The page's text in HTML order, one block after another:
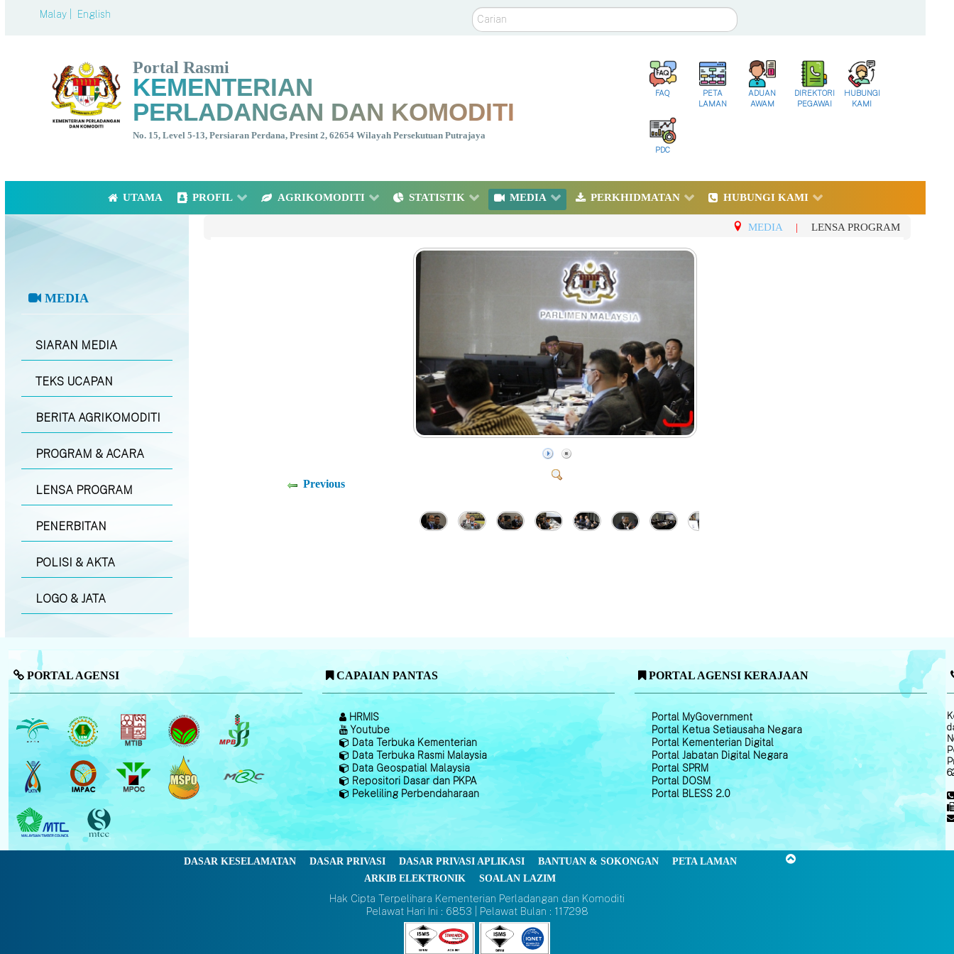
Malay | English Carian
Portal Rasmi
KEMENTERIAN
PERLADANGAN DAN KOMODITI
No. 15, Level 5-13, Persiaran Perdana, Presint 2, 62654 Wilayah Persekutuan Putrajaya
FAQ
PETA
LAMAN
ADUAN
AWAM
DIREKTORI
PEGAWAI
HUBUNGI
KAMI
PDC
UTAMA PROFIL AGRIKOMODITI STATISTIK MEDIA PERKHIDMATAN HUBUNGI KAMI
MEDIA
SIARAN MEDIA
TEKS UCAPAN
BERITA AGRIKOMODITI
PROGRAM & ACARA
LENSA PROGRAM
PENERBITAN
POLISI & AKTA
LOGO & JATA
MEDIA | LENSA PROGRAM
Previous
PORTAL AGENSI CAPAIAN PANTAS
HRMIS
Youtube
Data Terbuka Kementerian
Data Terbuka Rasmi Malaysia
Data Geospatial Malaysia
Repositori Dasar dan PKPA
Pekeliling Perbendaharaan
PORTAL AGENSI KERAJAAN
Portal MyGovernment
Portal Ketua Setiausaha Negara
Portal Kementerian Digital
Portal Jabatan Digital Negara
Portal SPRM
Portal DOSM
Portal BLESS 2.0
DASAR KESELAMATAN DASAR PRIVASI DASAR PRIVASI APLIKASI BANTUAN & SOKONGAN
PETA LAMAN
ARKIB ELEKTRONIK
SOALAN LAZIM
Hak Cipta Terpelihara Kementerian Perladangan dan Komoditi
Pelawat Hari Ini : 6853 | Pelawat Bulan : 117298